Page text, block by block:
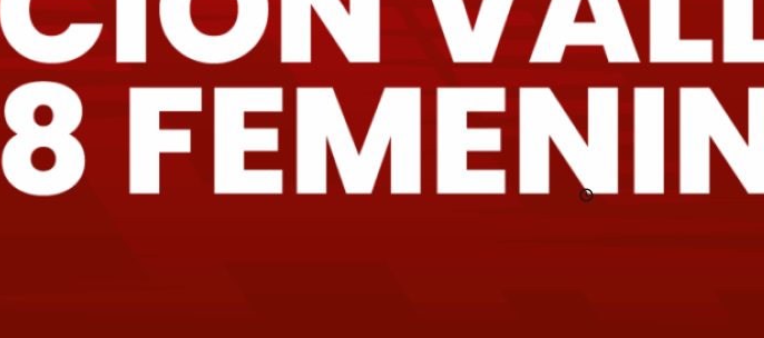
RESOLUCIÓN
No. 008 – 026
DEPARTAMETAL
julio 2, 2026